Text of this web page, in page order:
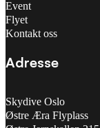
Event
Flyet
Kontakt oss
Adresse
Skydive Oslo
Østre Æra Flyplass